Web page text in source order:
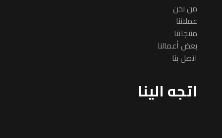
من نحن
عملائنا
منتجاتنا
بعض أعمالنا
اتصل بنا
اتجه الينا